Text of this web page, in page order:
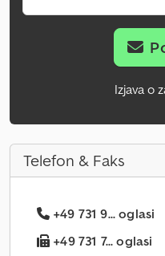
Izjava o
Telefon & Faks
+49 731 9... oglasi
+49 731 7... oglasi